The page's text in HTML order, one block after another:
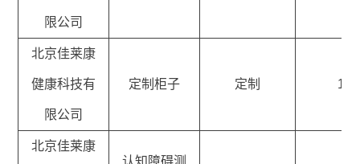
限公司
北京佳莱康
健康科技有
限公司
定制柜子 定制 1
北京佳莱康